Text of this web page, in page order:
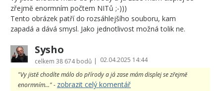
zřejmĕ enormním počtem NITů ;-)))
Tento obrázek patří do rozsáhlejšího souboru, kam
zapadá a dává smysl. Jako jednotlivost možná tolik ne.
Sysho
celkem 38 674 bodů | 02.04.2025 14:44
"Vy jistě chodíte málo do přírody a já zase mám displej se zřejmĕ
enormním..." - zobrazit celý komentář